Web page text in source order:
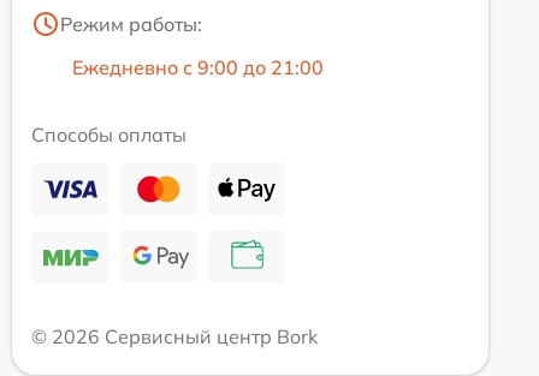
Режим работы:
Ежедневно с 9:00 до 21:00
Способы оплаты
© 2026 Сервисный центр Bork